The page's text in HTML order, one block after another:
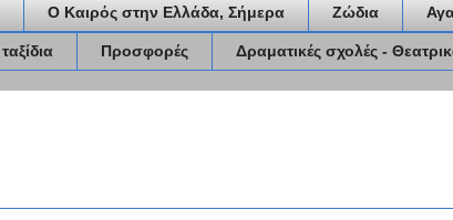
Ο Καιρός στην Ελλάδα, Σήμερα Ζώδια
Προσφορές Δραματικές σχολές -